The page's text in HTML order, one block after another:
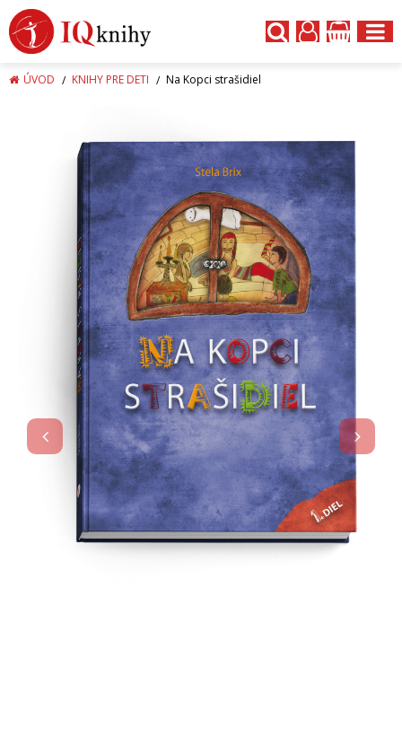
ÚVOD KNIHY PRE DETI Na Kopci strašidiel